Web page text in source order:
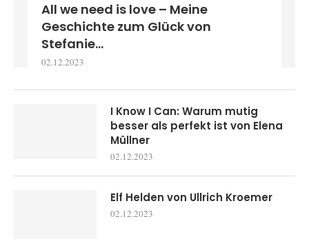
All we need is love – Meine
Geschichte zum Glück von
Stefanie...
02.12.2023
I Know I Can: Warum mutig
besser als perfekt ist von Elena
Müllner
02.12.2023
Elf Helden von Ullrich Kroemer
02.12.2023